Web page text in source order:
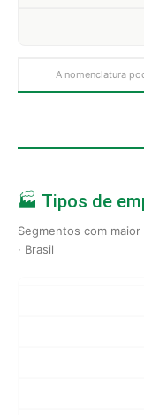
A nomenclatura
🏭 Tipos de
Segmentos com
· Brasil